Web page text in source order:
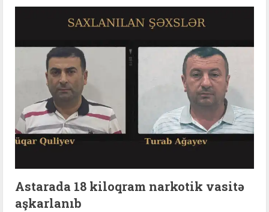
Astarada 18 kiloqram narkotik vasitə
aşkarlanıb